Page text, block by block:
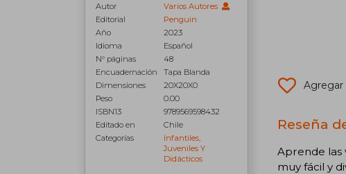
Autor
Varios Autores
Editorial
Penguin
Año
2023
Idioma
Español
N° páginas
48
Encuadernación
Tapa Blanda
Dimensiones
20X20X0
Peso
0.00
ISBN13
9789569598432
Editado en
Chile
Categorías
Infantiles,
Juveniles Y
Didácticos
Agregar
Reseña
Aprende las
muy fácil y